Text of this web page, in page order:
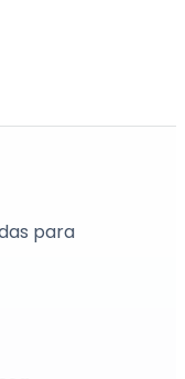
para